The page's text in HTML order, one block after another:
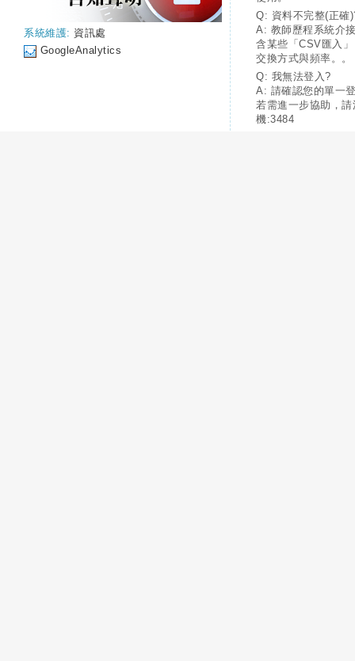
系統維護: 資訊處
GoogleAnalytics
Q: 資料不完整(正確
A: 教師歷程系統介
含某些「CSV匯入
交換方式與頻率。。
Q: 我無法登入?
A: 請確認您的單一
若需進一步協助，
機:3484